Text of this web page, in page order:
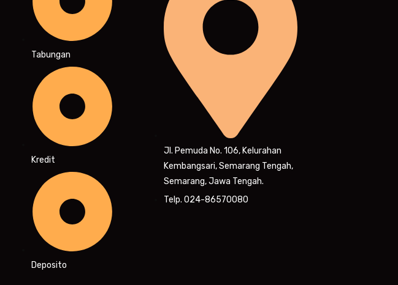
Tabungan
Kredit
Deposito
Jl. Pemuda No. 106, Kelurahan
Kembangsari, Semarang Tengah,
Semarang, Jawa Tengah.
Telp. 024-86570080